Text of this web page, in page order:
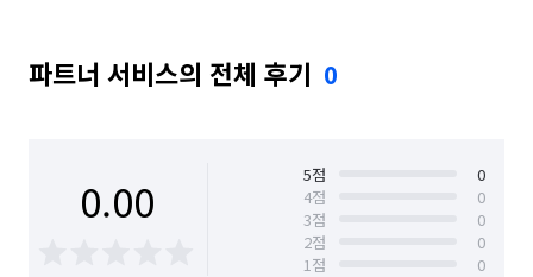
파트너 서비스의 전체 후기 0
0.00 5점
0
4점
0
3점
0
2점
0
1점
0